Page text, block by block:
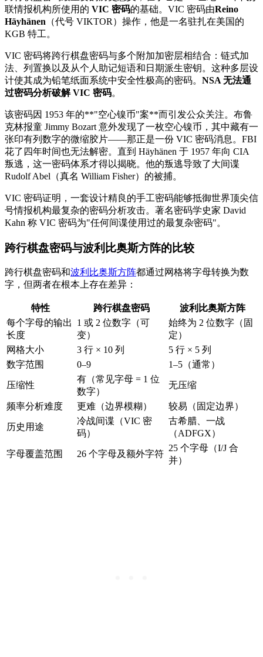
联情报机构所使用的 VIC 密码的基础。VIC 密码由Reino
Häyhänen （代号 VIKTOR）操作，他是一名驻扎在美国的
KGB 特工。
VIC 密码将跨行棋盘密码与多个附加加密层相结合：链式加
法、列置换以及从个人助记短语和日期派生密钥。这种多层设
计使其成为铅笔纸面系统中安全性极高的密码。 NSA 无法通
过密码分析破解 VIC 密码。
该密码因 1953 年的**"空心镍币"案**而引发公众关注。布鲁
克林报童 Jimmy Bozart 意外发现了一枚空心镍币，其中藏有一
张印有列数字的微缩胶片——那正是一份 VIC 密码消息。FBI
花了四年时间也无法解密。直到 Häyhänen 于 1957 年向 CIA
叛逃，这一密码体系才得以揭晓。他的叛逃导致了大间谍
Rudolf Abel（真名 William Fisher）的被捕。
VIC 密码证明，一套设计精良的手工密码能够抵御世界顶尖信
号情报机构最复杂的密码分析攻击。著名密码学史家 David
Kahn 称 VIC 密码为"任何间谍使用过的最复杂密码"。
跨行棋盘密码与波利比奥斯方阵的比较
跨行棋盘密码和波利比奥斯方阵都通过网格将字母转换为数
字，但两者在根本上存在差异：
特性 跨行棋盘密码
波利比奥斯方阵
每个字母的输出
长度
1 或 2 位数字（可
变）
始终为 2 位数字（固
定）
网格大小
3 行 × 10 列
5 行 × 5 列
数字范围
0–9 1–5（通常）
压缩性
有（常见字母 = 1 位
数字）
无压缩
频率分析难度 更难（边界模糊） 较易（固定边界）
历史用途
冷战间谍（VIC 密
码）
古希腊、一战
（ADFGX）
字母覆盖范围 26 个字母及额外字符
25 个字母（I/J 合
并）